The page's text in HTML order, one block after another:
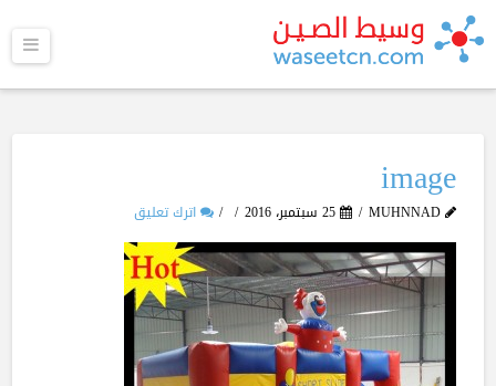
image
MUHNNAD 25 سبتمبر، 2016 اترك تعليق